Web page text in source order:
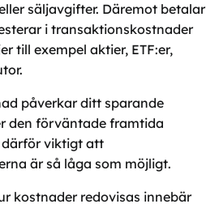
säljavgifter. Däremot betalar
i transaktionskostnader
till exempel aktier, ETF:er,
påverkar ditt sparande
den förväntade framtida
därför viktigt att
är så låga som möjligt.
kostnader redovisas innebär